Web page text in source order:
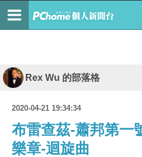
Rex Wu 的部落格
2020-04-21 19:34:34
布雷查茲-蕭邦第一
樂章-迴旋曲